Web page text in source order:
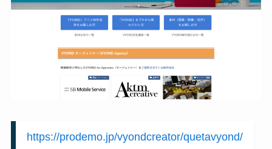
https://prodemo.jp/vyondcreator/quetavyond/